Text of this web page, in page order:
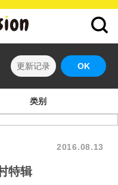
更新记录 OK
类别
2016.08.13
特辑